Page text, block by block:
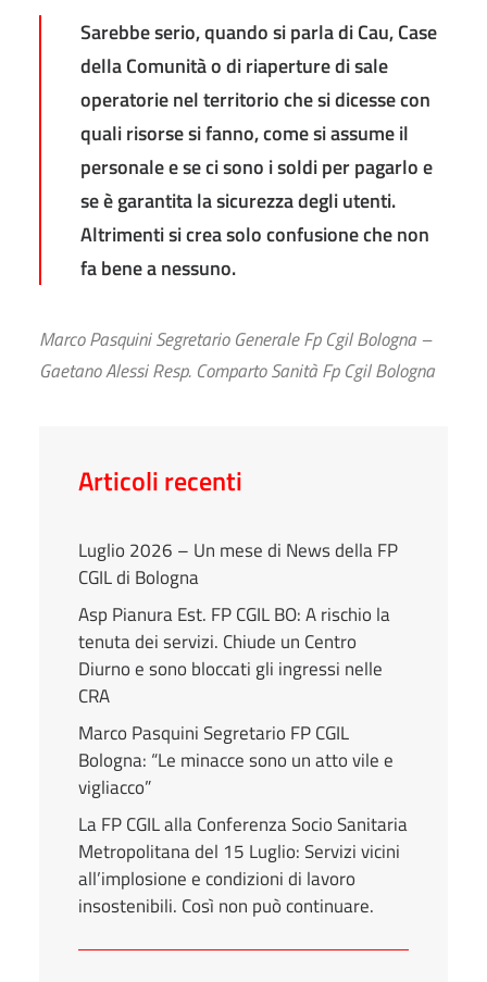
Sarebbe serio, quando si parla di Cau, Case
della Comunità o di riaperture di sale
operatorie nel territorio che si dicesse con
quali risorse si fanno, come si assume il
personale e se ci sono i soldi per pagarlo e
se è garantita la sicurezza degli utenti.
Altrimenti si crea solo confusione che non
fa bene a nessuno.
Marco Pasquini Segretario Generale Fp Cgil Bologna –
Gaetano Alessi Resp. Comparto Sanità Fp Cgil Bologna
Articoli recenti
Luglio 2026 – Un mese di News della FP
CGIL di Bologna
Asp Pianura Est. FP CGIL BO: A rischio la
tenuta dei servizi. Chiude un Centro
Diurno e sono bloccati gli ingressi nelle
CRA
Marco Pasquini Segretario FP CGIL
Bologna: “Le minacce sono un atto vile e
vigliacco”
La FP CGIL alla Conferenza Socio Sanitaria
Metropolitana del 15 Luglio: Servizi vicini
all’implosione e condizioni di lavoro
insostenibili. Così non può continuare.